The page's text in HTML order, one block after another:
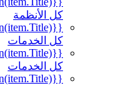
كل الأنظمة
{{mmc.getCurrentTranslation(item.Title)}}
كل الخدمات
{{mmc.getCurrentTranslation(item.Title)}}
كل الخدمات
{{mmc.getCurrentTranslation(item.Title)}}